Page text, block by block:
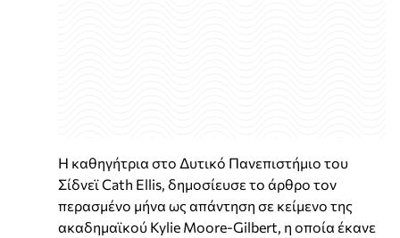
Η καθηγήτρια στο Δυτικό Πανεπιστήμιο του
Σίδνεϊ Cath Ellis, δημοσίευσε το άρθρο τον
περασμένο μήνα ως απάντηση σε κείμενο της
ακαδημαϊκού Kylie Moore-Gilbert, η οποία έκανε